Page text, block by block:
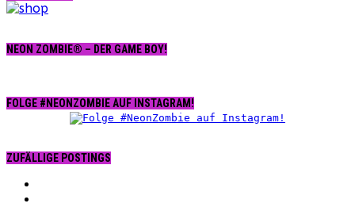
NEON ZOMBIE® – DER GAME BOY!
FOLGE #NEONZOMBIE AUF INSTAGRAM!
ZUFÄLLIGE POSTINGS